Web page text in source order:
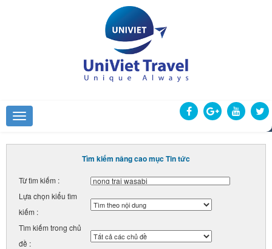
Tìm kiếm nâng cao mục Tin tức
Từ tìm kiếm :
Lựa chọn kiểu tìm
kiếm :
Tìm kiếm trong chủ
đề :